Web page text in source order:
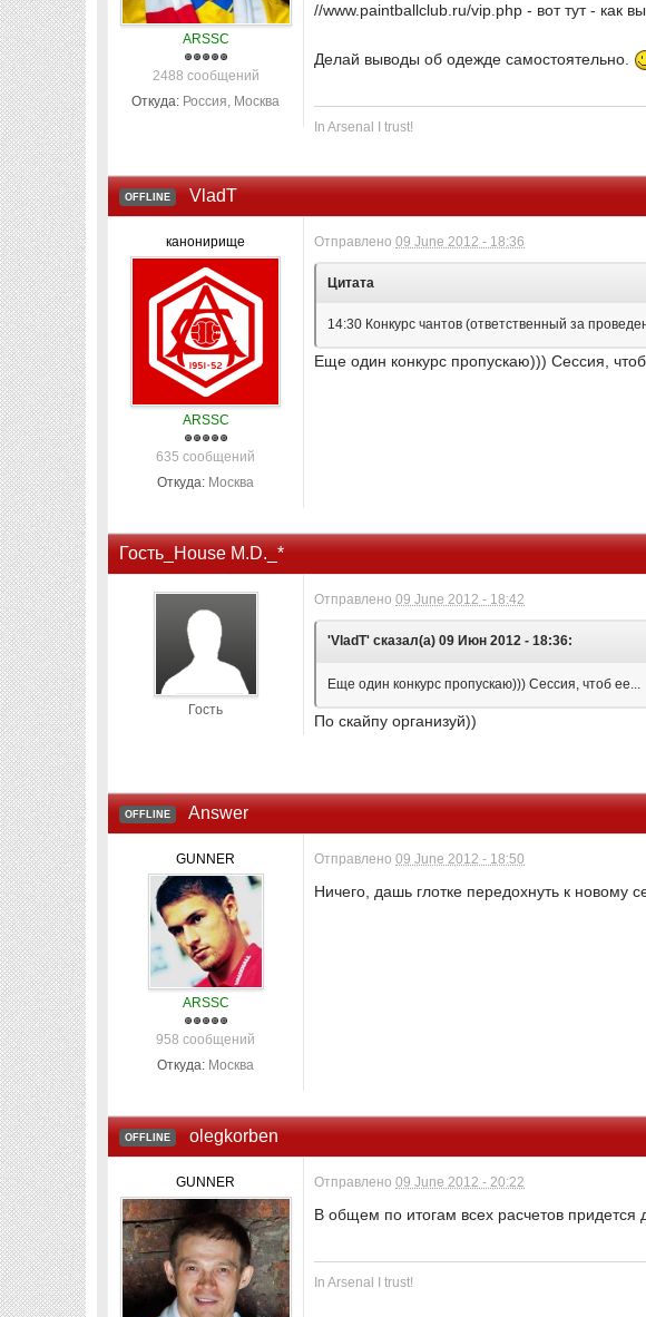
ARSSC
2488 сообщений
Откуда: Россия, Москва
//www.paintballclub.ru/vip.php - вот тут - как
Делай выводы об одежде самостоятельно.
In Arsenal I trust!
OFFLINE VladT
канонирище
ARSSC
635 сообщений
Откуда: Москва
Отправлено09 June 2012 - 18:36
Цитата
14:30 Конкурс чантов (ответственный за
Еще один конкурс пропускаю))) Сессия,
Гость_House M.D._*
Гость
Отправлено09 June 2012 - 18:42
'VladT' сказал(а) 09 Июн 2012 - 18:36:
Еще один конкурс пропускаю))) Сессия, чтоб ее...
По скайпу организуй))
OFFLINE Answer
GUNNER
ARSSC
958 сообщений
Откуда: Москва
Отправлено09 June 2012 - 18:50
Ничего, дашь глотке передохнуть к новому
OFFLINE olegkorben
GUNNER Отправлено09 June 2012 - 20:22
В общем по итогам всех расчетов придется
In Arsenal I trust!